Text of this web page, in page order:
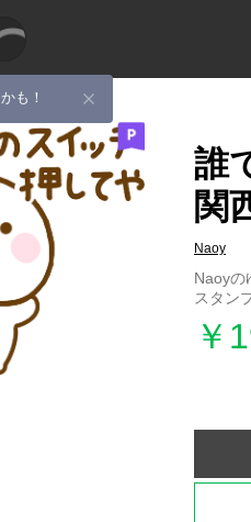
も！
誰
関
Naoy
Naoyの
スタン
￥